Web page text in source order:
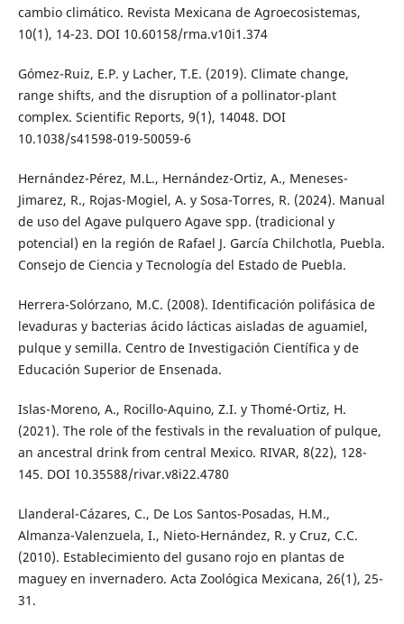
cambio climático. Revista Mexicana de Agroecosistemas,
10(1), 14-23. DOI 10.60158/rma.v10i1.374
Gómez-Ruiz, E.P. y Lacher, T.E. (2019). Climate change,
range shifts, and the disruption of a pollinator-plant
complex. Scientific Reports, 9(1), 14048. DOI
10.1038/s41598-019-50059-6
Hernández-Pérez, M.L., Hernández-Ortiz, A., Meneses-
Jimarez, R., Rojas-Mogiel, A. y Sosa-Torres, R. (2024). Manual
de uso del Agave pulquero Agave spp. (tradicional y
potencial) en la región de Rafael J. García Chilchotla, Puebla.
Consejo de Ciencia y Tecnología del Estado de Puebla.
Herrera-Solórzano, M.C. (2008). Identificación polifásica de
levaduras y bacterias ácido lácticas aisladas de aguamiel,
pulque y semilla. Centro de Investigación Científica y de
Educación Superior de Ensenada.
Islas-Moreno, A., Rocillo-Aquino, Z.I. y Thomé-Ortiz, H.
(2021). The role of the festivals in the revaluation of pulque,
an ancestral drink from central Mexico. RIVAR, 8(22), 128-
145. DOI 10.35588/rivar.v8i22.4780
Llanderal-Cázares, C., De Los Santos-Posadas, H.M.,
Almanza-Valenzuela, I., Nieto-Hernández, R. y Cruz, C.C.
(2010). Establecimiento del gusano rojo en plantas de
maguey en invernadero. Acta Zoológica Mexicana, 26(1), 25-
31.